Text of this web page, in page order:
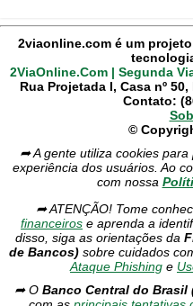
2viaonline.com é um
2ViaOnline.Com | Segunda
Rua Projetada I, Casa nº
Contato:
©
➦ A gente utiliza cookies
experiência dos usuários. Ao
com nossa
➦ ATENÇÃO! Tome
financeiros e aprenda a
disso, siga as orientações da
de Bancos) sobre cuidados
Ataque Phishing e
➦ O Banco Central do Brasil